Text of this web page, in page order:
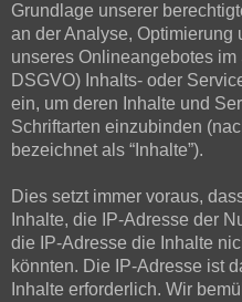
Grundlage unserer
an der Analyse,
unseres Onlineangebotes im
DSGVO) Inhalts- oder
ein, um deren Inhalte und
Schriftarten einzubinden
bezeichnet als “Inhalte”).
Dies setzt immer voraus,
Inhalte, die IP-Adresse der
die IP-Adresse die Inhalte
könnten. Die IP-Adresse ist
Inhalte erforderlich. Wir